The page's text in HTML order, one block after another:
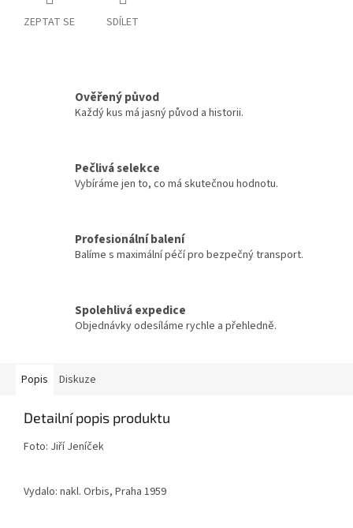
ZEPTAT SE SDÍLET
Ověřený původ
Každý kus má jasný původ a historii.
Pečlivá selekce
Vybíráme jen to, co má skutečnou hodnotu.
Profesionální balení
Balíme s maximální péčí pro bezpečný transport.
Spolehlivá expedice
Objednávky odesíláme rychle a přehledně.
Popis Diskuze
Detailní popis produktu
Foto: Jiří Jeníček
Vydalo: nakl. Orbis, Praha 1959